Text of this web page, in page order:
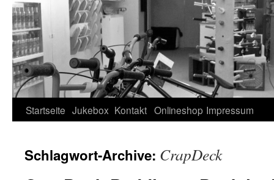
Startseite Jukebox Kontakt Onlineshop Impressum
Schlagwort-Archive: CrapDeck